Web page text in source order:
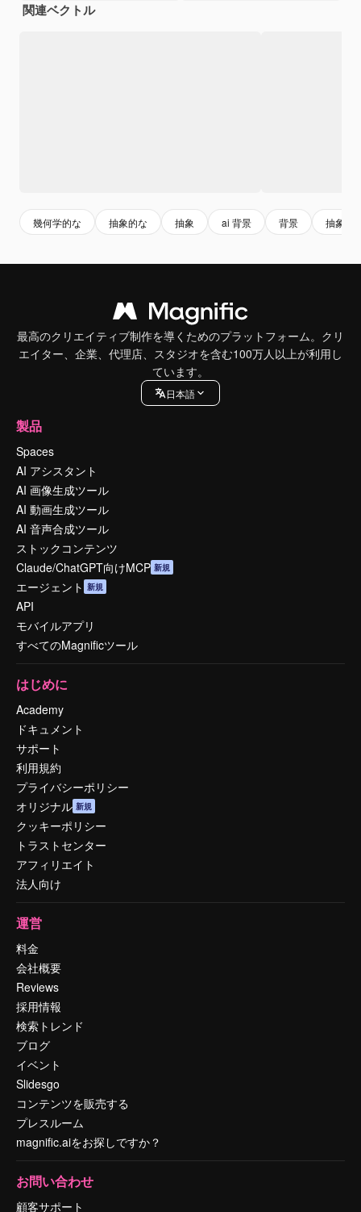
関連ベクトル
幾何学的な 抽象的な 抽象 ai 背景 背景 抽象的
最高のクリエイティブ制作を導くためのプラットフォーム。クリ
エイター、企業、代理店、スタジオを含む100万人以上が利用し
ています。
日本語
製品
Spaces
AI アシスタント
AI 画像生成ツール
AI 動画生成ツール
AI 音声合成ツール
ストックコンテンツ
Claude/ChatGPT向けMCP 新規
エージェント 新規
API
モバイルアプリ
すべてのMagnificツール
はじめに
Academy
ドキュメント
サポート
利用規約
プライバシーポリシー
オリジナル 新規
クッキーポリシー
トラストセンター
アフィリエイト
法人向け
運営
料金
会社概要
Reviews
採用情報
検索トレンド
ブログ
イベント
Slidesgo
コンテンツを販売する
プレスルーム
magnific.aiをお探しですか？
お問い合わせ
顧客サポート